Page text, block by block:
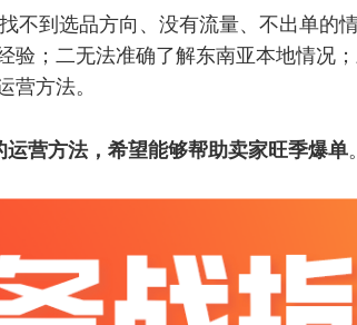
不到选品方向、没有流量、不出单的
；二无法准确了解东南亚本地情况
营方法。
营方法，希望能够帮助卖家旺季爆单